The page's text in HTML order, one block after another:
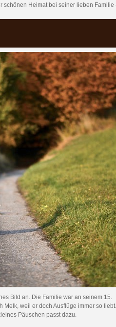
Heimat bei seiner lieben
Bild an. Die Familie war an seinem 15.
Melk, weil er doch Ausflüge immer so liebt.
Päuschen passt dazu.